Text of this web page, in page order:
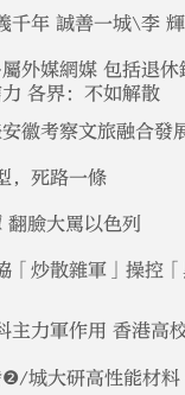
千年 誠善一城\李 輝
外媒網媒 包括退休
各界：不如解散
徽考察文旅融合發
，死路一條
臉大罵以色列
「炒散雜軍」操控
主力軍作用 香港高
城大研高性能材料